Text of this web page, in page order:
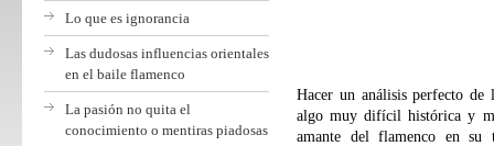
Lo que es ignorancia
Las dudosas influencias orientales
en el baile flamenco
La pasión no quita el
conocimiento o mentiras piadosas
Hacer un análisis perfecto
algo muy difícil histórica y
amante del flamenco en su